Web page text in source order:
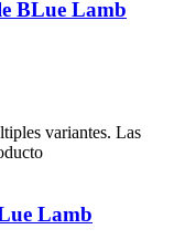
BLue Lamb
variantes. Las
Lamb